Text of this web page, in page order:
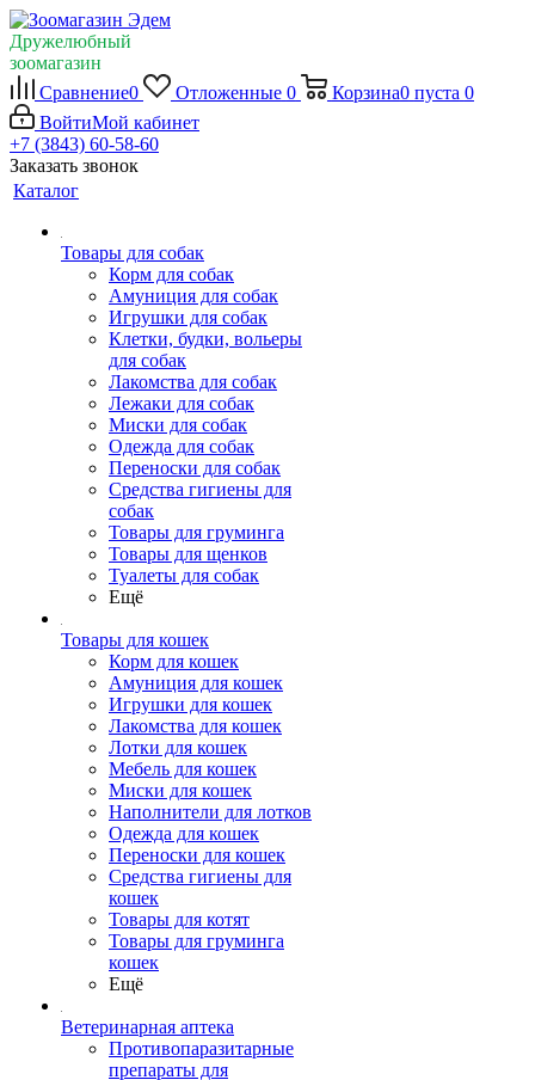
Дружелюбный
зоомагазин
Сравнение0 Отложенные 0 Корзина0 пуста 0
ВойтиМой кабинет
+7 (3843) 60-58-60
Заказать звонок
Каталог
Товары для собак
Корм для собак
Амуниция для собак
Игрушки для собак
Клетки, будки, вольеры
для собак
Лакомства для собак
Лежаки для собак
Миски для собак
Одежда для собак
Переноски для собак
Средства гигиены для
собак
Товары для груминга
Товары для щенков
Туалеты для собак
Ещё
Товары для кошек
Корм для кошек
Амуниция для кошек
Игрушки для кошек
Лакомства для кошек
Лотки для кошек
Мебель для кошек
Миски для кошек
Наполнители для лотков
Одежда для кошек
Переноски для кошек
Средства гигиены для
кошек
Товары для котят
Товары для груминга
кошек
Ещё
Ветеринарная аптека
Противопаразитарные
препараты для